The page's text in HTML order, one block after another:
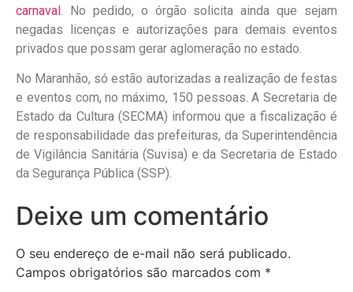
carnaval. No pedido, o órgão solicita ainda que sejam
negadas licenças e autorizações para demais eventos
privados que possam gerar aglomeração no estado.
No Maranhão, só estão autorizadas a realização de festas
e eventos com, no máximo, 150 pessoas. A Secretaria de
Estado da Cultura (SECMA) informou que a fiscalização é
de responsabilidade das prefeituras, da Superintendência
de Vigilância Sanitária (Suvisa) e da Secretaria de Estado
da Segurança Pública (SSP).
Deixe um comentário
O seu endereço de e-mail não será publicado.
Campos obrigatórios são marcados com *